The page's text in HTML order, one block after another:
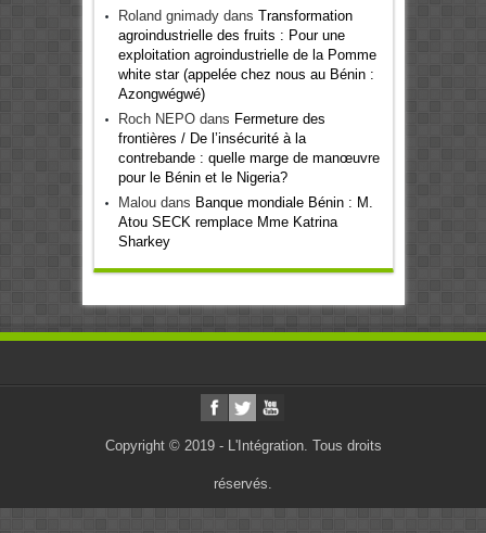
Roland gnimadydans Transformation
agroindustrielle des fruits : Pour une
exploitation agroindustrielle de la Pomme
white star (appelée chez nous au Bénin :
Azongwégwé)
Roch NEPOdans Fermeture des
frontières / De l’insécurité à la
contrebande : quelle marge de manœuvre
pour le Bénin et le Nigeria?
Maloudans Banque mondiale Bénin : M.
Atou SECK remplace Mme Katrina
Sharkey
Copyright © 2019 - L'Intégration. Tous droits
réservés.